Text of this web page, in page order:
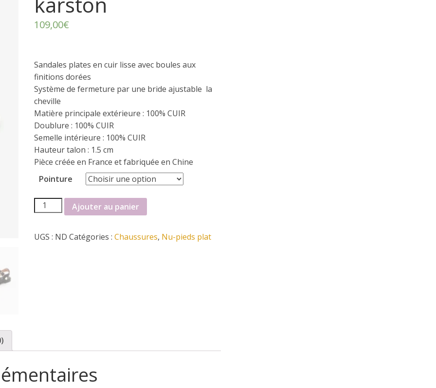
109,00€
Sandales plates en cuir lisse avec boules aux
finitions dorées
Système de fermeture par une bride ajustable la
cheville
Matière principale extérieure : 100% CUIR
Doublure : 100% CUIR
Semelle intérieure : 100% CUIR
Hauteur talon : 1.5 cm
Pièce créée en France et fabriquée en Chine
Pointure
quantité
de
pied
Ajouter au panier
UGS : ND Catégories : Chaussures, Nu-pieds plat